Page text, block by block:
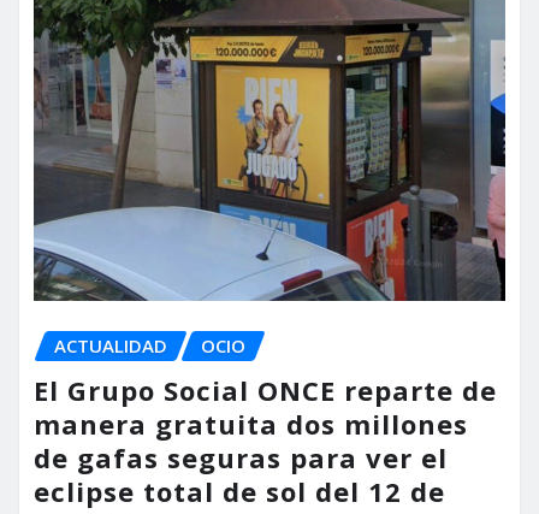
ACTUALIDAD OCIO
El Grupo Social ONCE reparte de
manera gratuita dos millones
de gafas seguras para ver el
eclipse total de sol del 12 de